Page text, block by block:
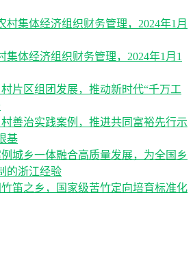
集体经济组织财务管理，2024年1月1
片区组团发展，推动新时代“千万工
善治实践案例，推进共同富裕先行示
基
城乡一体融合高质量发展，为全国乡
的浙江经验
笛之乡，国家级苦竹定向培育标准化